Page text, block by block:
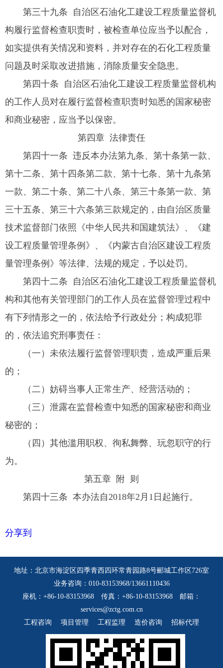
第三十九条 自治区石油化工建设工程质量监督机
构履行监督检查职责时，被检查单位应当予以配合，
如实提供有关情况和资料，并对存在的石化工程质量
问题及时采取改进措施，消除质量安全隐患。
第四十条 自治区石油化工建设工程质量监督机构
的工作人员对在履行监督检查职责时知悉的国家秘密
和商业秘密，应当予以保密。
第四章 法律责任
第四十一条 违反本办法第九条、第十条第一款、
第十二条、第十四条第二款、第十七条、第十九条第
一款、第二十条、第二十八条、第三十条第一款、第
三十五条、第三十六条第三款规定的，由自治区质量
技术监督部门依照《中华人民共和国建筑法》、《建
设工程质量管理条例》、《内蒙古自治区建设工程质
量管理条例》等法律、法规的规定，予以处罚。
第四十二条 自治区石油化工建设工程质量监督机
构和其他有关管理部门的工作人员在监督管理过程中
有下列情形之一的，依法给予行政处分；构成犯罪
的，依法追究刑事责任：
（一）未依法履行监督管理职责，造成严重后果
的；
（二）妨碍当事人正常生产、经营活动的；
（三）泄露在监督检查中知悉的国家秘密和商业
秘密的；
（四）其他滥用职权、徇私舞弊、玩忽职守的行
为。
第五章 附 则
第四十三条 本办法自2018年2月1日起施行。
分享到
地址：北京市海淀区四季青西四环常青园路8号郦城工作区726室
业务咨询：010-83153968/13661110436
座机：+86-10-83153968 传真：+86-10-83153968 邮箱：
services@zctg.com.cn
工程咨询
项目管理 工程监理 造价咨询 招标代理